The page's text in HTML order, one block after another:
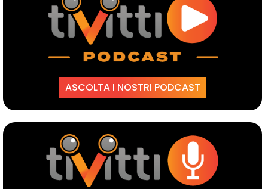
ASCOLTA I NOSTRI PODCAST